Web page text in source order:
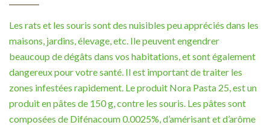
Les rats et les souris sont des nuisibles peu appréciés dans les
maisons, jardins, élevage, etc. Ile peuvent engendrer
beaucoup de dégâts dans vos habitations, et sont également
dangereux pour votre santé. Il est important de traiter les
zones infestées rapidement. Le produit Nora Pasta 25, est un
produit en pâtes de 150 g, contre les souris. Les pâtes sont
composées de Difénacoum 0.0025%, d’amérisant et d’arôme